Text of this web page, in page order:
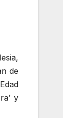
de
y